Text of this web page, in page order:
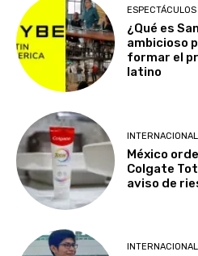
ESPECTÁCULOS
¿Qué es
ambicioso
formar el
latino
INTERNACIONAL
México
Colgate
aviso de
INTERNACIONAL